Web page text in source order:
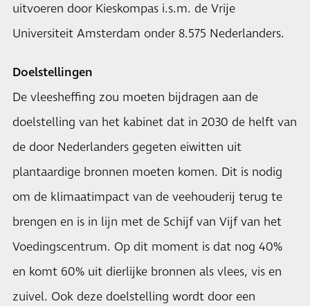
uitvoeren door Kieskompas i.s.m. de Vrije
Universiteit Amsterdam onder 8.575 Nederlanders.
Doelstellingen
De vleesheffing zou moeten bijdragen aan de
doelstelling van het kabinet dat in 2030 de helft van
de door Nederlanders gegeten eiwitten uit
plantaardige bronnen moeten komen. Dit is nodig
om de klimaatimpact van de veehouderij terug te
brengen en is in lijn met de Schijf van Vijf van het
Voedingscentrum. Op dit moment is dat nog 40%
en komt 60% uit dierlijke bronnen als vlees, vis en
zuivel. Ook deze doelstelling wordt door een